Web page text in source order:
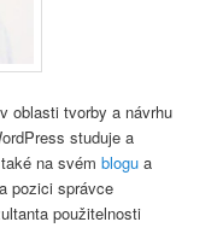
oblasti tvorby a návrhu
studuje a
na svémblogu a
pozici správce
použitelnosti